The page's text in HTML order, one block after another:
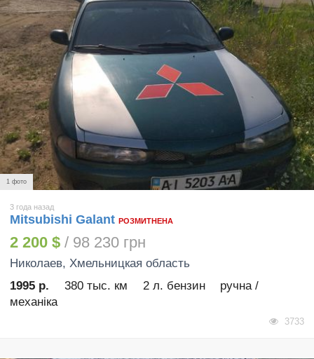
1 фото
3 года назад
Mitsubishi Galant РОЗМИТНЕНА
2 200 $ / 98 230 грн
Николаев, Хмельницкая область
1995 р.
380 тыс. км 2 л. бензин
ручна /
механіка
3733